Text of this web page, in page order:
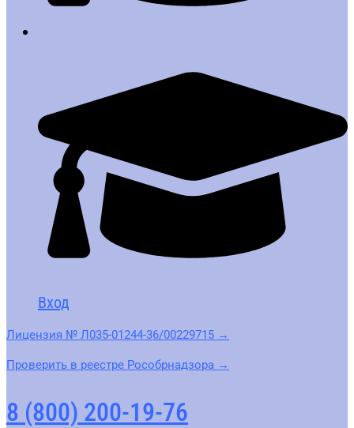
Вход
Лицензия № Л035-01244-36/00229715 →
Проверить в реестре Рособрнадзора →
8 (800) 200-19-76